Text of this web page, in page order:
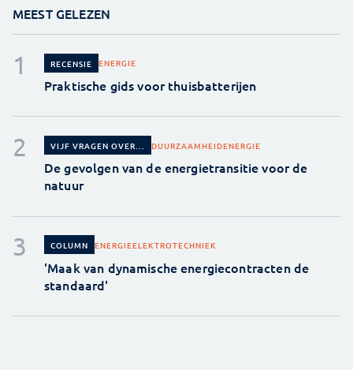
MEEST GELEZEN
RECENSIE ENERGIE
Praktische gids voor thuisbatterijen
VIJF VRAGEN OVER... DUURZAAMHEIDENERGIE
De gevolgen van de energietransitie voor de
natuur
COLUMN ENERGIEELEKTROTECHNIEK
'Maak van dynamische energiecontracten de
standaard'